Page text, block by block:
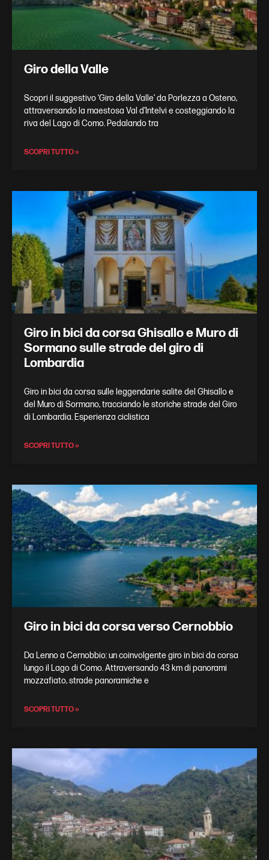
Giro della Valle
Scopri il suggestivo ‘Giro della Valle’ da Porlezza a Osteno,
attraversando la maestosa Val d’Intelvi e costeggiando la
riva del Lago di Como. Pedalando tra
SCOPRI TUTTO »
Giro in bici da corsa Ghisallo e Muro di
Sormano sulle strade del giro di
Lombardia
Giro in bici da corsa sulle leggendarie salite del Ghisallo e
del Muro di Sormano, tracciando le storiche strade del Giro
di Lombardia. Esperienza ciclistica
SCOPRI TUTTO »
Giro in bici da corsa verso Cernobbio
Da Lenno a Cernobbio: un coinvolgente giro in bici da corsa
lungo il Lago di Como. Attraversando 43 km di panorami
mozzafiato, strade panoramiche e
SCOPRI TUTTO »